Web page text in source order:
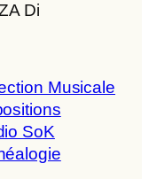
Di
Musicale
SoK